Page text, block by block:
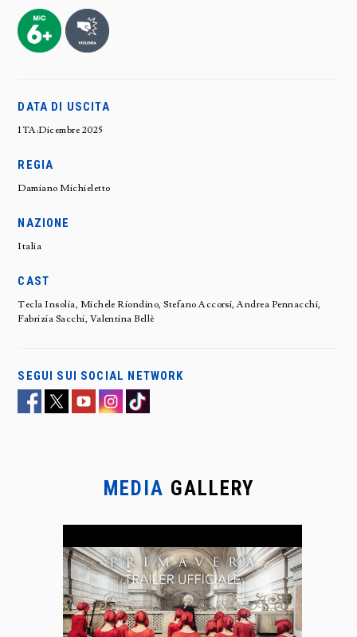
DATA DI USCITA
ITA:Dicembre 2025
REGIA
Damiano Michieletto
NAZIONE
Italia
CAST
Tecla Insolia, Michele Riondino, Stefano Accorsi, Andrea Pennacchi,
Fabrizia Sacchi, Valentina Bellè
SEGUI SUI SOCIAL NETWORK
MEDIA GALLERY